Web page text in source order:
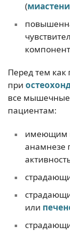
(
Перед тем
при
все мышечные
пациентам:
имеющим
анамнезе
или